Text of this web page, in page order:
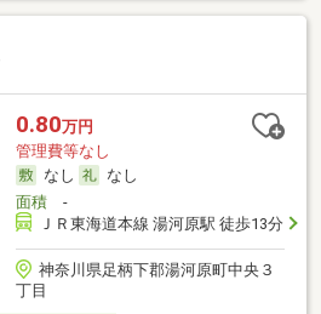
0.80万円
管理費等なし
なし
なし
面積-
ＪＲ東海道本線 湯河原駅 徒歩13分
神奈川県足柄下郡湯河原町中央３
丁目